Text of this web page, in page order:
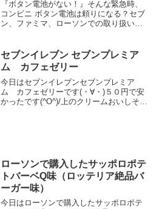
『ボタン電池がない！』そんな緊急時、
コンビニ ボタン電池は頼りになる？セブ
ン、ファミマ、ローソンでの取り扱い種
時のために、この記事であなたの街のコ
ンビニ ボタン電池事情を今すぐチェッ
ク。
セブンイレブン セブンプレミア
ム カフェゼリー
今日はセブンイレブンセブンプレミア
ム カフェゼリーです(・∀・)５０円で安
かったです(^O^)/上のクリームおいしそう
ローソンで購入したサッポロポテ
トバーベQ味（ロッテリア絶品バ
ーガー味）
今日はローソンで購入したサッポロポテ